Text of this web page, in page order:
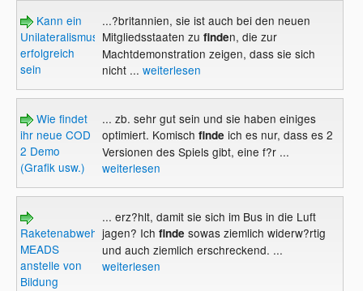
Kann ein
Unilateralismus
erfolgreich
sein
...?britannien, sie ist auch bei den neuen
Mitgliedsstaaten zu finden, die zur
Machtdemonstration zeigen, dass sie sich
nicht ... weiterlesen
Wie findet
ihr neue COD
2 Demo
(Grafik usw.)
... zb. sehr gut sein und sie haben einiges
optimiert. Komisch finde ich es nur, dass es 2
Versionen des Spiels gibt, eine f?r ...
weiterlesen
Raketenabwehrsystem
MEADS
anstelle von
Bildung
... erz?hlt, damit sie sich im Bus in die Luft
jagen? Ich finde sowas ziemlich widerw?rtig
und auch ziemlich erschreckend. ...
weiterlesen